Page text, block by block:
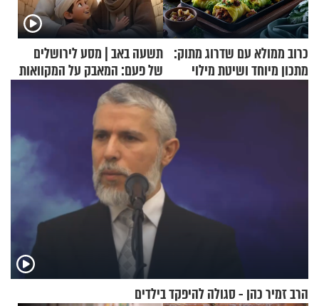
כרוב ממולא עם שדרוג מתוק:
מתכון מיוחד ושיטת מילוי
תשעה באב | מסע לירושלים
של פעם: המאבק על המקוואות
הרב זמיר כהן - סגולה להיפקד בילדים